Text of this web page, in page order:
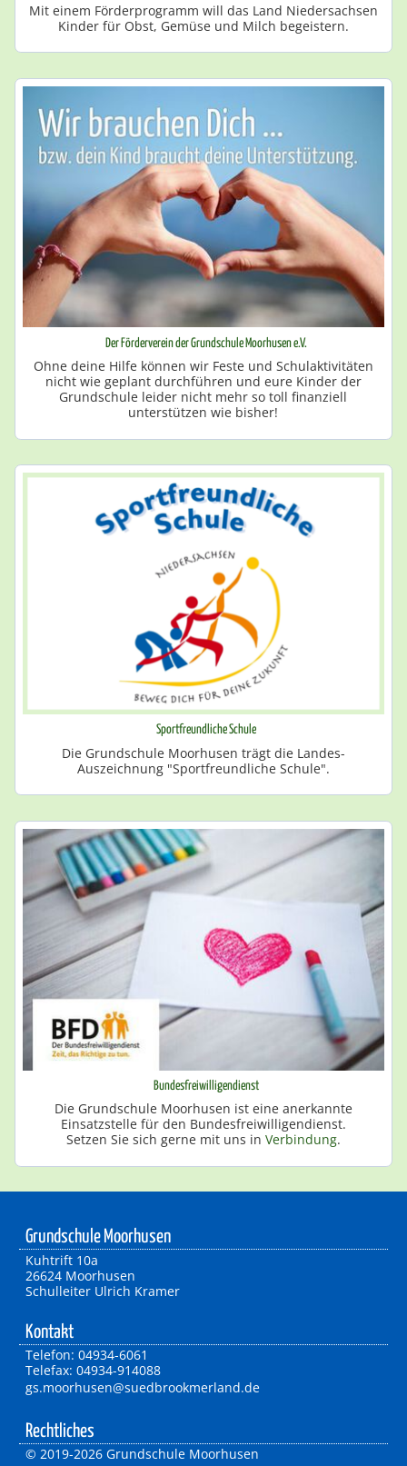
Mit einem Förderprogramm will das Land Niedersachsen
Kinder für Obst, Gemüse und Milch begeistern.
Der Förderverein der Grundschule Moorhusen e.V.
Ohne deine Hilfe können wir Feste und Schulaktivitäten
nicht wie geplant durchführen und eure Kinder der
Grundschule leider nicht mehr so toll finanziell
unterstützen wie bisher!
Sportfreundliche Schule
Die Grundschule Moorhusen trägt die Landes-
Auszeichnung "Sportfreundliche Schule".
Bundesfreiwilligendienst
Die Grundschule Moorhusen ist eine anerkannte
Einsatzstelle für den Bundesfreiwilligendienst.
Setzen Sie sich gerne mit uns in Verbindung.
Grundschule Moorhusen
Kuhtrift 10a
26624 Moorhusen
Schulleiter Ulrich Kramer
Kontakt
Telefon: 04934-6061
Telefax: 04934-914088
gs.moorhusen@suedbrookmerland.de
Rechtliches
© 2019-2026 Grundschule Moorhusen